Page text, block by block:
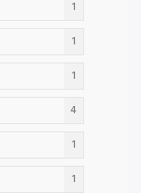
1
1
1
4
1
1